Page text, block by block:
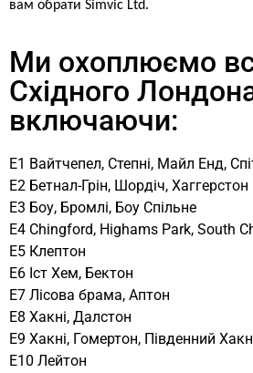
вам обрати Simvic Ltd.
Ми охоплюємо
Східного
включаючи:
E1 Вайтчепел, Степні, Майл Енд,
E2 Бетнал-Грін, Шордіч, Хаггерстон
E3 Боу, Бромлі, Боу Спільне
E4 Chingford, Highams Park, South
E5 Клептон
E6 Іст Хем, Бектон
E7 Лісова брама, Аптон
E8 Хакні, Далстон
E9 Хакні, Гомертон, Південний
E10 Лейтон